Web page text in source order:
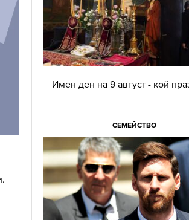
Имен ден на 9 август - кой
СЕМЕЙСТВО